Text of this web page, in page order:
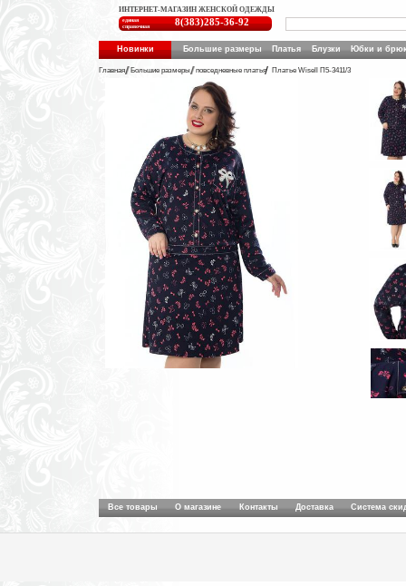
ИНТЕРНЕТ-МАГАЗИН ЖЕНСКОЙ ОДЕЖДЫ
единая
справочная
8(383)285-36-92
Новинки Большие размеры Платья Блузки Юбки и
Главная Большие размеры повседневные платья Платье Wisell П5-3411/3
Все товары О магазине Контакты Доставка Система